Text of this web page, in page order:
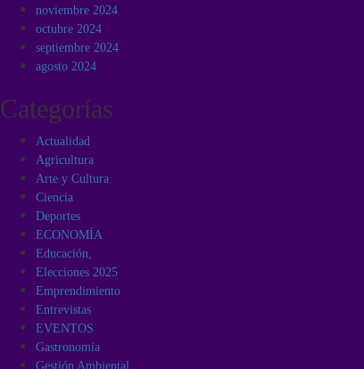
noviembre 2024
octubre 2024
septiembre 2024
agosto 2024
Categorías
Actualidad
Agricultura
Arte y Cultura
Ciencia
Deportes
ECONOMÍA
Educación,
Elecciones 2025
Emprendimiento
Entrevistas
EVENTOS
Gastronomía
Gestión Ambiental